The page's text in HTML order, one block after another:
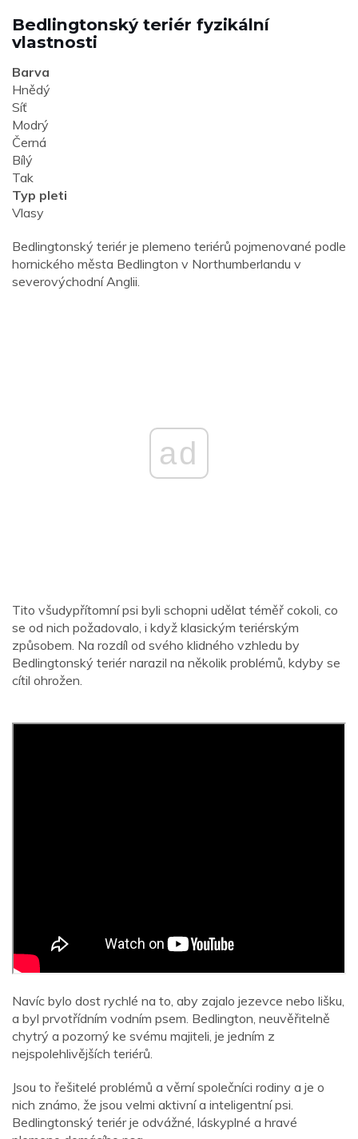
Bedlingtonský teriér fyzikální
vlastnosti
Barva
Hnědý
Síť
Modrý
Černá
Bílý
Tak
Typ pleti
Vlasy
Bedlingtonský teriér je plemeno teriérů pojmenované podle
hornického města Bedlington v Northumberlandu v
severovýchodní Anglii.
ad
Tito všudypřítomní psi byli schopni udělat téměř cokoli, co
se od nich požadovalo, i když klasickým teriérským
způsobem. Na rozdíl od svého klidného vzhledu by
Bedlingtonský teriér narazil na několik problémů, kdyby se
cítil ohrožen.
Navíc bylo dost rychlé na to, aby zajalo jezevce nebo lišku,
a byl prvotřídním vodním psem. Bedlington, neuvěřitelně
chytrý a pozorný ke svému majiteli, je jedním z
nejspolehlivějších teriérů.
Jsou to řešitelé problémů a věrní společníci rodiny a je o
nich známo, že jsou velmi aktivní a inteligentní psi.
Bedlingtonský teriér je odvážné, láskyplné a hravé